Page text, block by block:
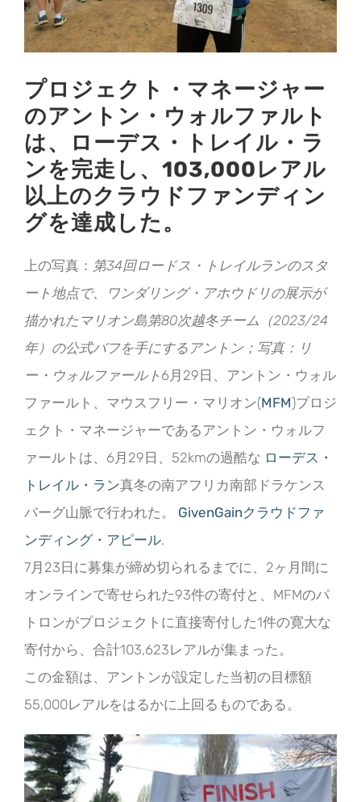
プロジェクト・マネージャー
のアントン・ウォルファルト
は、ローデス・トレイル・ラ
ンを完走し、103,000レアル
以上のクラウドファンディン
グを達成した。
上の写真： 第34回ロードス・トレイルランのスタ
ート地点で、ワンダリング・アホウドリの展示が
描かれたマリオン島第80次越冬チーム（2023/24
年）の公式バフを手にするアントン；写真：リ
ー・ウォルファールト 6月29日、アントン・ウォル
ファールト、マウスフリー・マリオン(MFM)プロジ
ェクト・マネージャーであるアントン・ウォルフ
ァールトは、6月29日、52kmの過酷な ローデス・
トレイル・ラン真冬の南アフリカ南部ドラケンス
バーグ山脈で行われた。 GivenGainクラウドファ
ンディング・アピール.
7月23日に募集が締め切られるまでに、2ヶ月間に
オンラインで寄せられた93件の寄付と、MFMのパ
トロンがプロジェクトに直接寄付した1件の寛大な
寄付から、合計103,623レアルが集まった。
この金額は、アントンが設定した当初の目標額
55,000レアルをはるかに上回るものである。